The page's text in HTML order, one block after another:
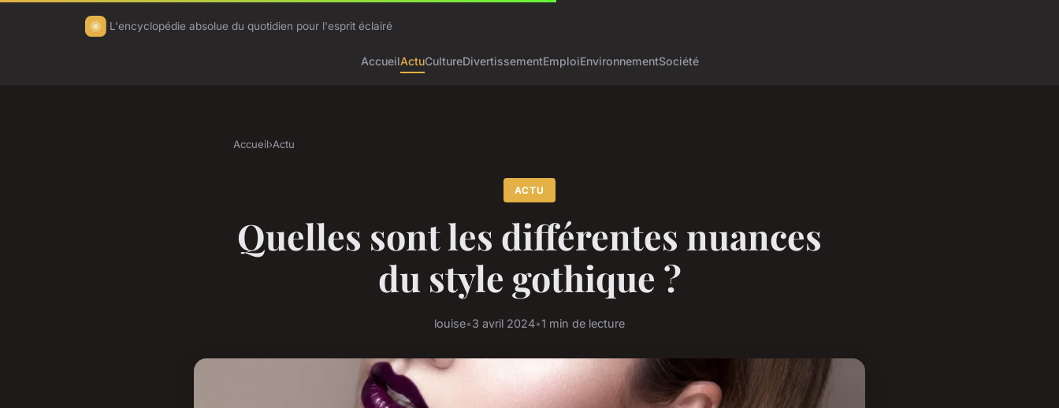
L'encyclopédie absolue du quotidien pour l'esprit éclairé
AccueilActuCultureDivertissementEmploiEnvironnementSociété
Accueil›Actu
ACTU
Quelles sont les différentes nuances
du style gothique ?
louise•3 avril 2024•1 min de lecture